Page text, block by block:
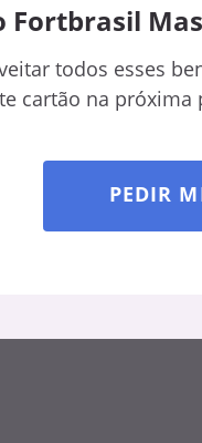
Fortbrasil
todos esses
cartão na próxima
PEDIR